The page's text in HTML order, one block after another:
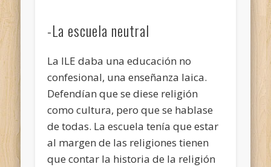
-La escuela neutral
La ILE daba una educación no
confesional, una enseñanza laica.
Defendían que se diese religión
como cultura, pero que se hablase
de todas. La escuela tenía que estar
al margen de las religiones tienen
que contar la historia de la religión